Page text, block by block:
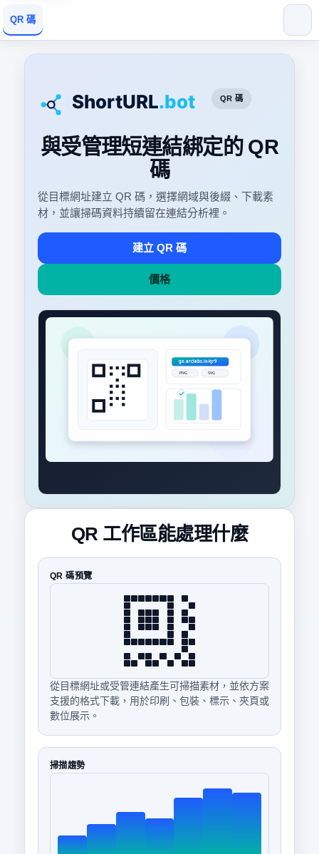
QR 碼
QR 碼
與受管理短連結綁定的 QR
碼
從目標網址建立 QR 碼，選擇網域與後綴、下載素
材，並讓掃碼資料持續留在連結分析裡。
建立 QR 碼
價格
QR 工作區能處理什麼
QR 碼預覽
從目標網址或受管連結產生可掃描素材，並依方案
支援的格式下載，用於印刷、包裝、標示、夾頁或
數位展示。
掃描趨勢